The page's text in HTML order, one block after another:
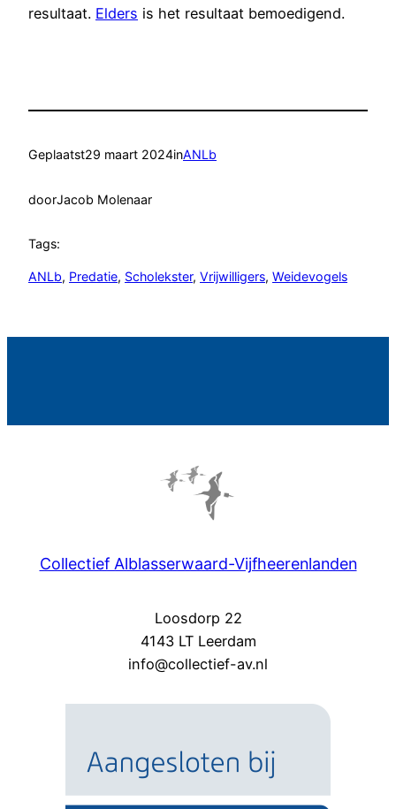
resultaat. Elders is het resultaat bemoedigend.
Geplaatst29 maart 2024inANLb
doorJacob Molenaar
Tags:
ANLb, Predatie, Scholekster, Vrijwilligers, Weidevogels
Collectief Alblasserwaard-Vijfheerenlanden
Loosdorp 22
4143 LT Leerdam
info@collectief-av.nl